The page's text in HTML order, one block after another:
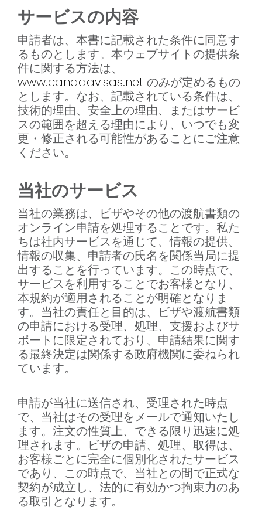
サービスの内容
申請者は、本書に記載された条件に同意す
るものとします。本ウェブサイトの提供条
件に関する方法は、
www.canadavisas.net のみが定めるもの
とします。なお、記載されている条件は、
技術的理由、安全上の理由、またはサービ
スの範囲を超える理由により、いつでも変
更・修正される可能性があることにご注意
ください。
当社のサービス
当社の業務は、ビザやその他の渡航書類の
オンライン申請を処理することです。私た
ちは社内サービスを通じて、情報の提供、
情報の収集、申請者の氏名を関係当局に提
出することを行っています。この時点で、
サービスを利用することでお客様となり、
本規約が適用されることが明確となりま
す。当社の責任と目的は、ビザや渡航書類
の申請における受理、処理、支援およびサ
ポートに限定されており、申請結果に関す
る最終決定は関係する政府機関に委ねられ
ています。
申請が当社に送信され、受理された時点
で、当社はその受理をメールで通知いたし
ます。注文の性質上、できる限り迅速に処
理されます。ビザの申請、処理、取得は、
お客様ごとに完全に個別化されたサービス
であり、この時点で、当社との間で正式な
契約が成立し、法的に有効かつ拘束力のあ
る取引となります。